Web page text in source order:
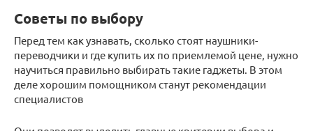
Советы по выбору
Перед тем как узнавать, сколько стоят наушники-
переводчики и где купить их по приемлемой цене, нужно
научиться правильно выбирать такие гаджеты. В этом
деле хорошим помощником станут рекомендации
специалистов